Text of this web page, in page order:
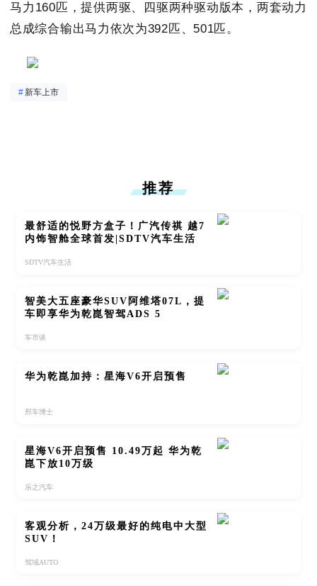
马力160匹，提供两驱、四驱两种驱动版本，两套动力
总成综合输出马力依次为392匹、501匹。
#新车上市
推荐
最舒适的悦野方盒子！广汽传祺 越7
内饰智舱全球首发|SDTV汽车生活
SDTV汽车生活
智美大五座豪华SUV阿维塔07L，提
车即享华为乾崑智驾ADS 5
车市谈
华为乾崑加持：星海V6开启预售
邢车博士
星海V6开启预售 10.49万起 华为乾
崑下放10万级
乐之汽车
客观分析，24万级最好的纯电中大型
SUV！
驾域AUTO